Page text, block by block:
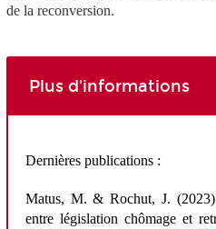
de la reconversion.
Plus d'informations
Dernières publications :
Matus, M. & Rochut, J.
entre législation chômage et